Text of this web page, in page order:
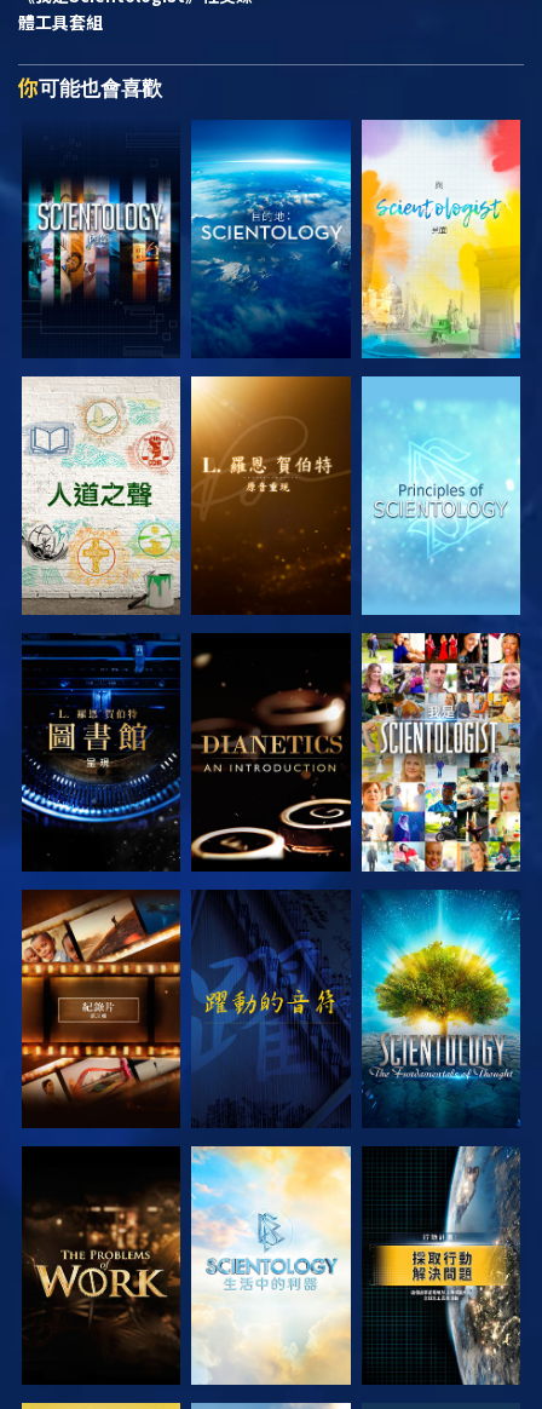
體工具套組
你可能也會喜歡
探索系列節目 探索系列節目 探索系列節目
探索系列節目 探索系列節目 觀看
探索系列節目 觀看 探索系列節目
探索系列節目 探索系列節目 觀看